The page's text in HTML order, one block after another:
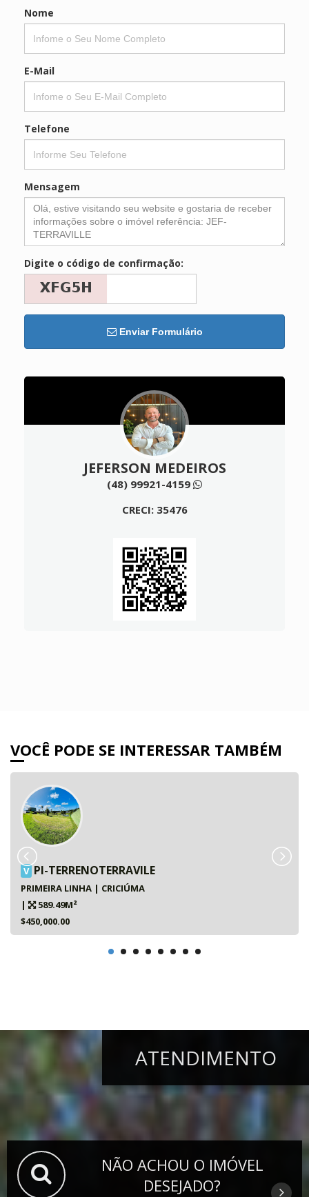
Nome
E-Mail
Telefone
Mensagem
Digite o código de confirmação:
Enviar Formulário
JEFERSON MEDEIROS
(48) 99921-4159
CRECI: 35476
VOCÊ PODE SE INTERESSAR TAMBÉM
V PI-TERRENOTERRAVILE
PRIMEIRA LINHA | CRICIÚMA
|
589.49M²
$450,000.00
ATENDIMENTO
NÃO ACHOU O IMÓVEL
DESEJADO?